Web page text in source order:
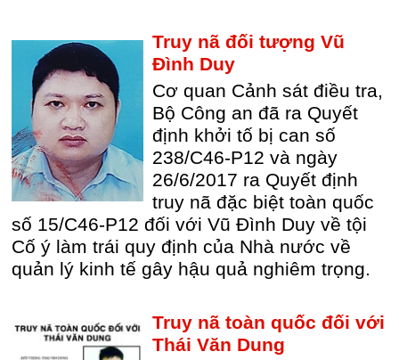
Truy nã đối tượng Vũ
Đình Duy
Cơ quan Cảnh sát điều tra,
Bộ Công an đã ra Quyết
định khởi tố bị can số
238/C46-P12 và ngày
26/6/2017 ra Quyết định
truy nã đặc biệt toàn quốc
số 15/C46-P12 đối với Vũ Đình Duy về tội
Cố ý làm trái quy định của Nhà nước về
quản lý kinh tế gây hậu quả nghiêm trọng.
Truy nã toàn quốc đối với
Thái Văn Dung